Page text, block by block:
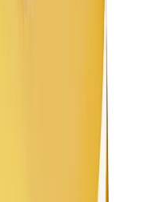
Food